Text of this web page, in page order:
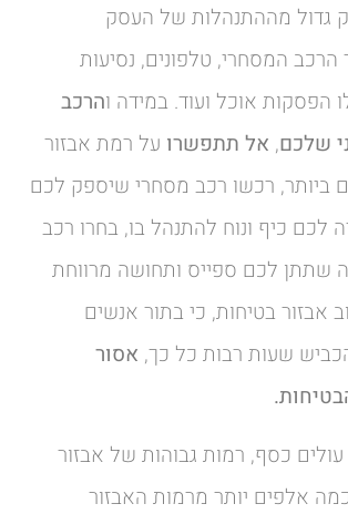
גדול מההתנהלות של העסק
המסחרי, טלפונים, נסיעות
הפסקות אוכל ועוד. במידה והרכב
שלכם, אל תתפשרו על רמת אבזור
ביותר, רכשו רכב מסחרי שיספק לכם
לכם כיף ונוח להתנהל בו, בחרו רכב
שתתן לכם ספייס ותחושה מרווחת
אבזור בטיחות, כי בתור אנשים
שעות רבות כל כך, אסור
עולים כסף, רמות גבוהות של אבזור
אלפים יותר מרמות האבזור